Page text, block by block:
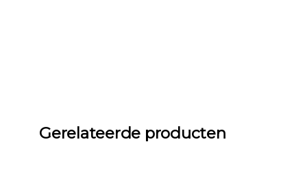
Gerelateerde producten